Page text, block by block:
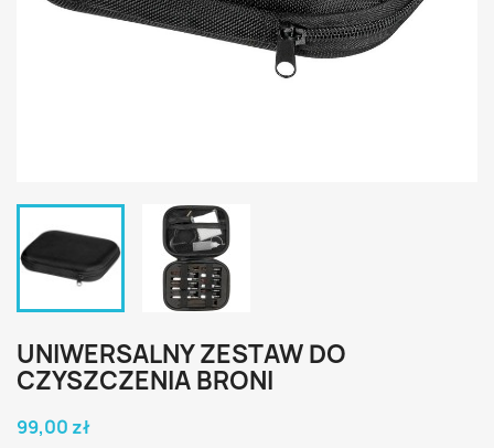
UNIWERSALNY ZESTAW DO
CZYSZCZENIA BRONI
99,00 zł